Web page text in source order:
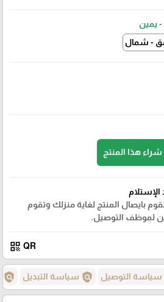
يمين
- شمال
شراء هذا المنتج
الإستلام
بايصال المنتج لغاية منزلك وتقوم
لموظف التوصيل.
QR
qr_code
سياسة التوصيل policy سياسة التبديل policy